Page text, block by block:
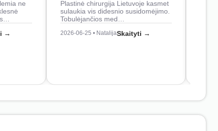
ne
→
Plastinė chirurgija Lietuvoje kasmet
sulaukia vis didesnio susidomėjimo.
Tobulėjančios med…
2026-06-25 • NatalijaSkaityti →